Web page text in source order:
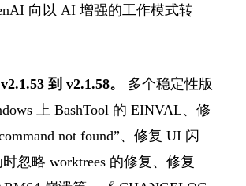
向以 AI 增强的工作模式转
到 v2.1.58。
多个稳定性版
上 BashTool 的 EINVAL、修
not found”、修复 UI 闪
忽略 worktrees 的修复、修复